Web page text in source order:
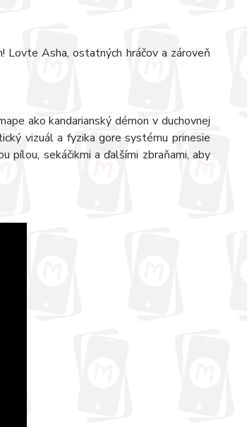
Lovte Asha, ostatných hráčov a zároveň
ako kandarianský démon v duchovnej
vizuál a fyzika gore systému prinesie
pílou, sekáčikmi a ďalšími zbraňami, aby